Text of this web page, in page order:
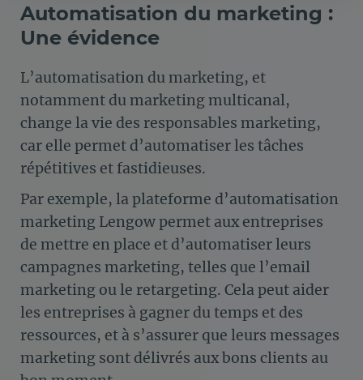
Automatisation du marketing :
Une évidence
L’automatisation du marketing, et
notamment dumarketing multicanal,
change la vie des responsables marketing,
car elle permet d’automatiser les tâches
répétitives et fastidieuses.
Par exemple, la plateforme d’automatisation
marketing Lengow permet aux entreprises
de mettre en place et d’automatiser leurs
campagnes marketing, telles que l’email
marketing ou le retargeting. Cela peut aider
les entreprises à gagner du temps et des
ressources, et à s’assurer que leurs messages
marketing sont délivrés aux bons clients au